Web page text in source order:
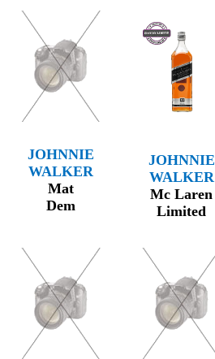
JOHNNIE
WALKER
Mat
Dem
JOHNNIE
WALKER
Mc Laren
Limited